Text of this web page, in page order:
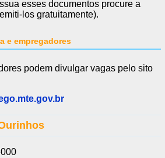
esses documentos procure a
los gratuitamente).
e empregadores
podem divulgar vagas pelo sito